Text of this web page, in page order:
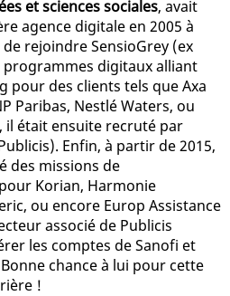
et sciences sociales, avait
agence digitale en 2005 à
rejoindre SensioGrey (ex
programmes digitaux alliant
pour des clients tels que Axa
Paribas, Nestlé Waters, ou
il était ensuite recruté par
Enfin, à partir de 2015,
des missions de
Korian, Harmonie
ou encore Europ Assistance
associé de Publicis
les comptes de Sanofi et
chance à lui pour cette
!